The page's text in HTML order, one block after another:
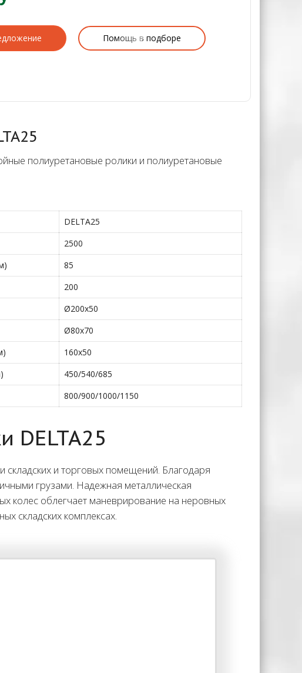
Помощь в подборе
полиуретановые ролики и полиуретановые
DELTA25
2500
85
200
Ø200х50
Ø80х70
160х50
450/540/685
800/900/1000/1150
DELTA25
складских и торговых помещений. Благодаря
грузами. Надежная металлическая
колес облегчает маневрирование на неровных
складских комплексах.